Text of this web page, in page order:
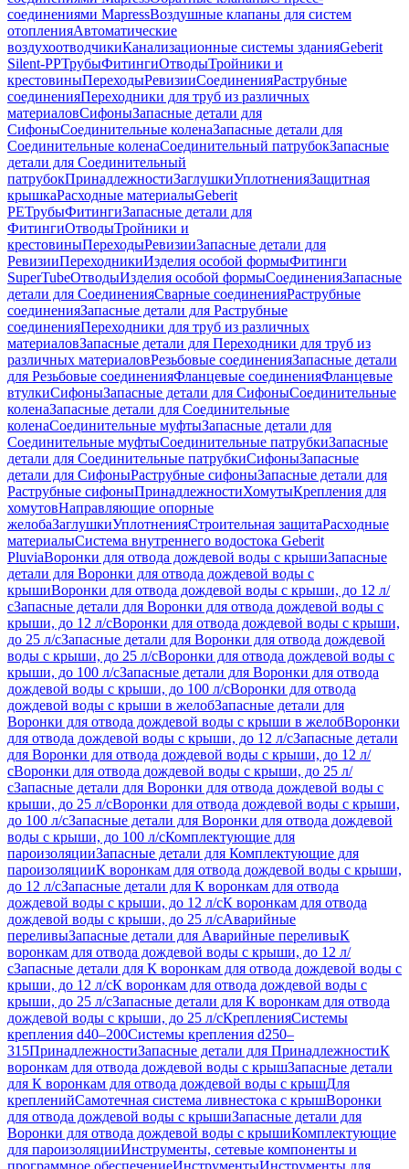
соединениями MapressВоздушные клапаны для систем
отопленияАвтоматические
воздухоотводчикиКанализационные системы зданияGeberit
Silent-PPТрубыФитингиОтводыТройники и
крестовиныПереходыРевизииСоединенияРаструбные
соединенияПереходники для труб из различных
материаловСифоныЗапасные детали для
СифоныСоединительные коленаЗапасные детали для
Соединительные коленаСоединительный патрубокЗапасные
детали для Соединительный
патрубокПринадлежностиЗаглушкиУплотненияЗащитная
крышкаРасходные материалыGeberit
PEТрубыФитингиЗапасные детали для
ФитингиОтводыТройники и
крестовиныПереходыРевизииЗапасные детали для
РевизииПереходникиИзделия особой формыФитинги
SuperTubeОтводыИзделия особой формыСоединенияЗапасные
детали для СоединенияСварные соединенияРаструбные
соединенияЗапасные детали для Раструбные
соединенияПереходники для труб из различных
материаловЗапасные детали для Переходники для труб из
различных материаловРезьбовые соединенияЗапасные детали
для Резьбовые соединенияФланцевые соединенияФланцевые
втулкиСифоныЗапасные детали для СифоныСоединительные
коленаЗапасные детали для Соединительные
коленаСоединительные муфтыЗапасные детали для
Соединительные муфтыСоединительные патрубкиЗапасные
детали для Соединительные патрубкиСифоныЗапасные
детали для СифоныРаструбные сифоныЗапасные детали для
Раструбные сифоныПринадлежностиХомутыКрепления для
хомутовНаправляющие опорные
желобаЗаглушкиУплотненияСтроительная защитаРасходные
материалыСистема внутреннего водостока Geberit
PluviaВоронки для отвода дождевой воды с крышиЗапасные
детали для Воронки для отвода дождевой воды с
крышиВоронки для отвода дождевой воды с крыши, до 12 л/
сЗапасные детали для Воронки для отвода дождевой воды с
крыши, до 12 л/сВоронки для отвода дождевой воды с крыши,
до 25 л/сЗапасные детали для Воронки для отвода дождевой
воды с крыши, до 25 л/сВоронки для отвода дождевой воды с
крыши, до 100 л/сЗапасные детали для Воронки для отвода
дождевой воды с крыши, до 100 л/сВоронки для отвода
дождевой воды с крыши в желобЗапасные детали для
Воронки для отвода дождевой воды с крыши в желобВоронки
для отвода дождевой воды с крыши, до 12 л/сЗапасные детали
для Воронки для отвода дождевой воды с крыши, до 12 л/
сВоронки для отвода дождевой воды с крыши, до 25 л/
сЗапасные детали для Воронки для отвода дождевой воды с
крыши, до 25 л/сВоронки для отвода дождевой воды с крыши,
до 100 л/сЗапасные детали для Воронки для отвода дождевой
воды с крыши, до 100 л/сКомплектующие для
пароизоляцииЗапасные детали для Комплектующие для
пароизоляцииК воронкам для отвода дождевой воды с крыши,
до 12 л/сЗапасные детали для К воронкам для отвода
дождевой воды с крыши, до 12 л/сК воронкам для отвода
дождевой воды с крыши, до 25 л/сАварийные
переливыЗапасные детали для Аварийные переливыК
воронкам для отвода дождевой воды с крыши, до 12 л/
сЗапасные детали для К воронкам для отвода дождевой воды с
крыши, до 12 л/сК воронкам для отвода дождевой воды с
крыши, до 25 л/сЗапасные детали для К воронкам для отвода
дождевой воды с крыши, до 25 л/сКрепленияСистемы
крепления d40–200Системы крепления d250–
315ПринадлежностиЗапасные детали для ПринадлежностиК
воронкам для отвода дождевой воды с крышЗапасные детали
для К воронкам для отвода дождевой воды с крышДля
крепленийСамотечная система ливнестока с крышВоронки
для отвода дождевой воды с крышиЗапасные детали для
Воронки для отвода дождевой воды с крышиКомплектующие
для пароизоляцииИнструменты, сетевые компоненты и
программное обеспечениеИнструментыИнструменты для